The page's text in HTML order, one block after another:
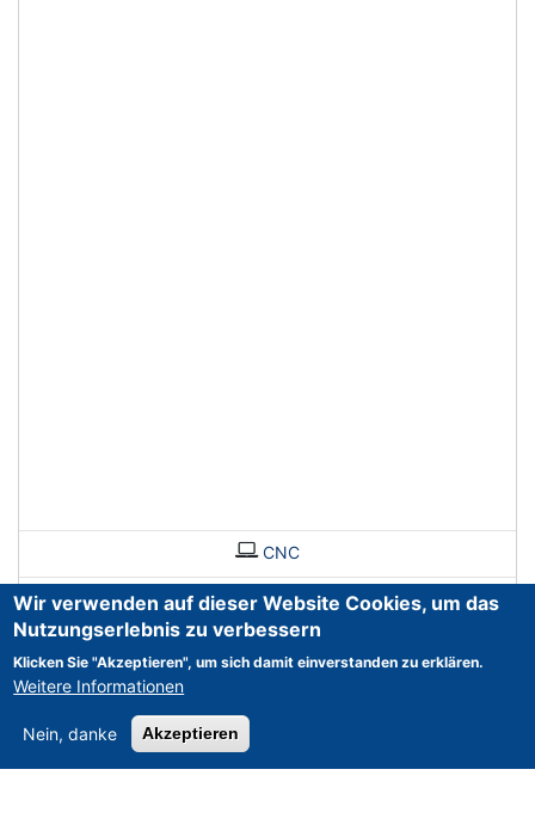
CNC
Wir verwenden auf dieser Website Cookies, um das
Nutzungserlebnis zu verbessern
Klicken Sie "Akzeptieren", um sich damit einverstanden zu erklären.
Weitere Informationen
Nein, danke Akzeptieren